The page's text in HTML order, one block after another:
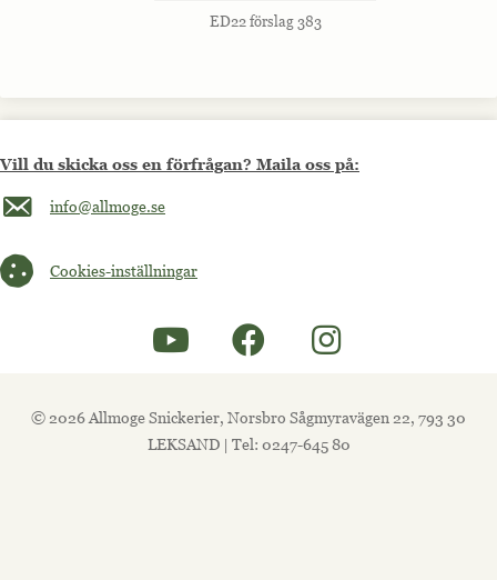
ED22 förslag 383
Vill du skicka oss en förfrågan? Maila oss på:
Maila oss på info@allmoge.se
info@allmoge.se
Cookies-inställningar
Cookies-inställningar
© 2026 Allmoge Snickerier, Norsbro Sågmyravägen 22, 793 30
LEKSAND | Tel: 0247-645 80